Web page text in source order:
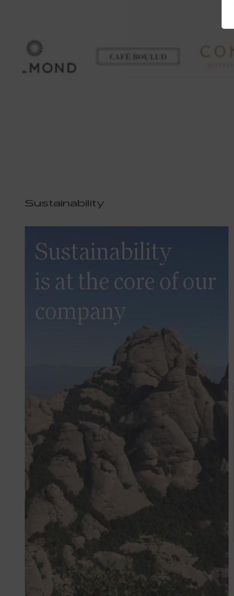
Sustainability
Sustainability
is at the core of our
company